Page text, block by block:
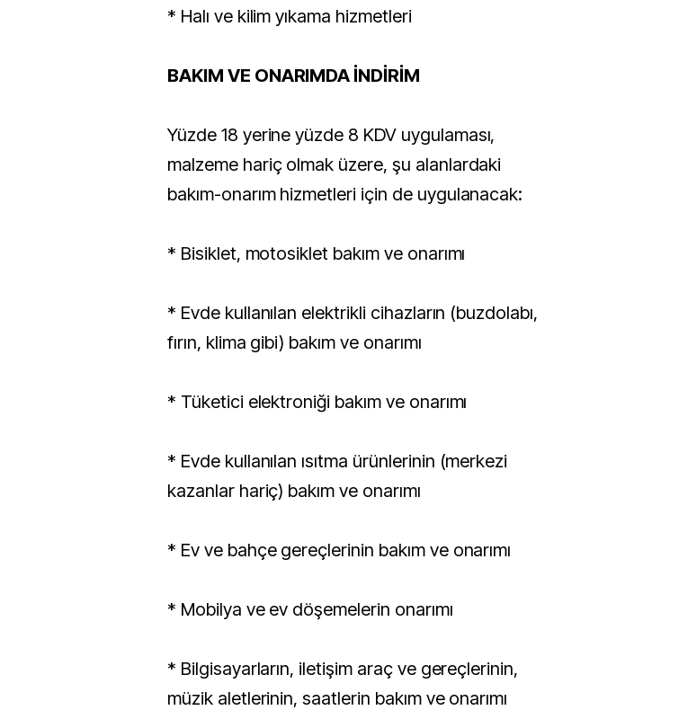
* Halı ve kilim yıkama hizmetleri
BAKIM VE ONARIMDA İNDİRİM
Yüzde 18 yerine yüzde 8 KDV uygulaması,
malzeme hariç olmak üzere, şu alanlardaki
bakım-onarım hizmetleri için de uygulanacak:
* Bisiklet, motosiklet bakım ve onarımı
* Evde kullanılan elektrikli cihazların (buzdolabı,
fırın, klima gibi) bakım ve onarımı
* Tüketici elektroniği bakım ve onarımı
* Evde kullanılan ısıtma ürünlerinin (merkezi
kazanlar hariç) bakım ve onarımı
* Ev ve bahçe gereçlerinin bakım ve onarımı
* Mobilya ve ev döşemelerin onarımı
* Bilgisayarların, iletişim araç ve gereçlerinin,
müzik aletlerinin, saatlerin bakım ve onarımı